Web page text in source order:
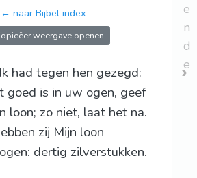
← naar Bijbel index
weergave openen
had tegen hen gezegd:
goed is in uw ogen, geef
loon; zo niet, laat het na.
zij Mijn loon
dertig zilverstukken.
e
n
d
e